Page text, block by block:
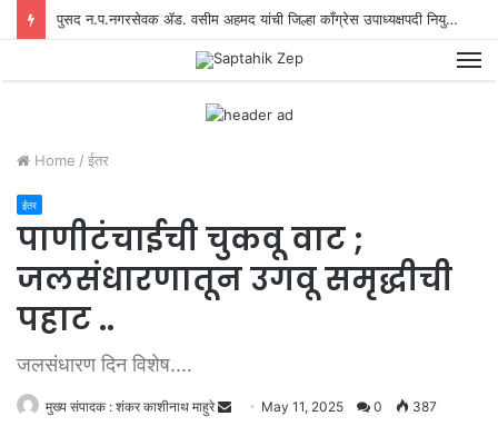
पुसद न.प.नगरसेवक ॲड. वसीम अहमद यांची जिल्हा काँग्रेस उपाध्यक्षपदी नियुक्ती
Home / ईतर
ईतर
पाणीटंचाईची चुकवू वाट ;
जलसंधारणातून उगवू समृद्धीची
पहाट ..
जलसंधारण दिन विशेष....
मुख्य संपादक : शंकर काशीनाथ माहुरे May 11, 2025 0 387